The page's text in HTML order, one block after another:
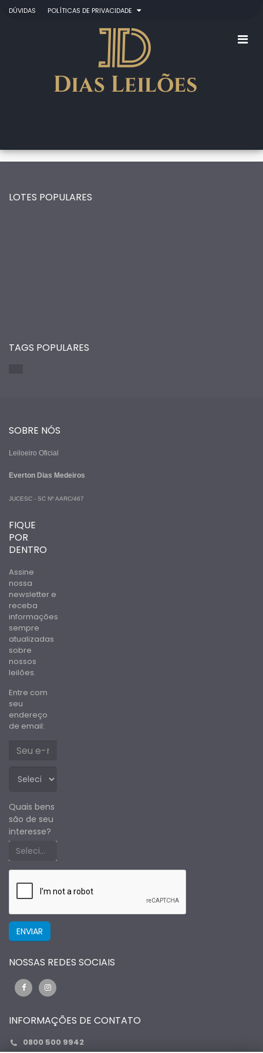
DÚVIDAS POLÍTICAS DE PRIVACIDADE
LOTES POPULARES
TAGS POPULARES
SOBRE NÓS
Leiloeiro Oficial
Everton Dias Medeiros
JUCESC - SC Nº AARC/467
FIQUE
POR
DENTRO
Assine
nossa
newsletter e
receba
informações
sempre
atualizadas
sobre
nossos
leilões.
Entre com
seu
endereço
de email:
Quais bens
são de seu
interesse?
Selecione um estado primeiro
NOSSAS REDES SOCIAIS
INFORMAÇÕES DE CONTATO
0800 500 9942